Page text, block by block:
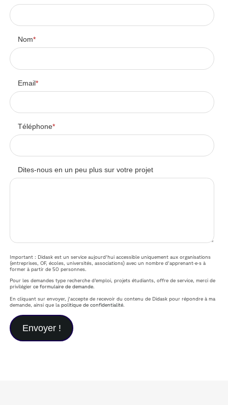
Nom*
Email*
Téléphone*
Dites-nous en un peu plus sur votre projet
Important : Didask est un service aujourd'hui accessible uniquement aux organisations
(entreprises, OF, écoles, universités, associations) avec un nombre d'apprenant·e·s à
former à partir de 50 personnes.
Pour les demandes type recherche d'emploi, projets étudiants, offre de service, merci de
privilégierce formulaire de demande.
En cliquant sur envoyer, j'accepte de recevoir du contenu de Didask pour répondre à ma
demande, ainsi que lapolitique de confidentialité.